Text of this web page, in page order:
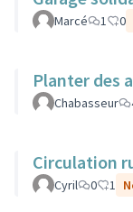
Marcé 1 0
Planter des
Chabasseur
Circulation
Cyril 0 1